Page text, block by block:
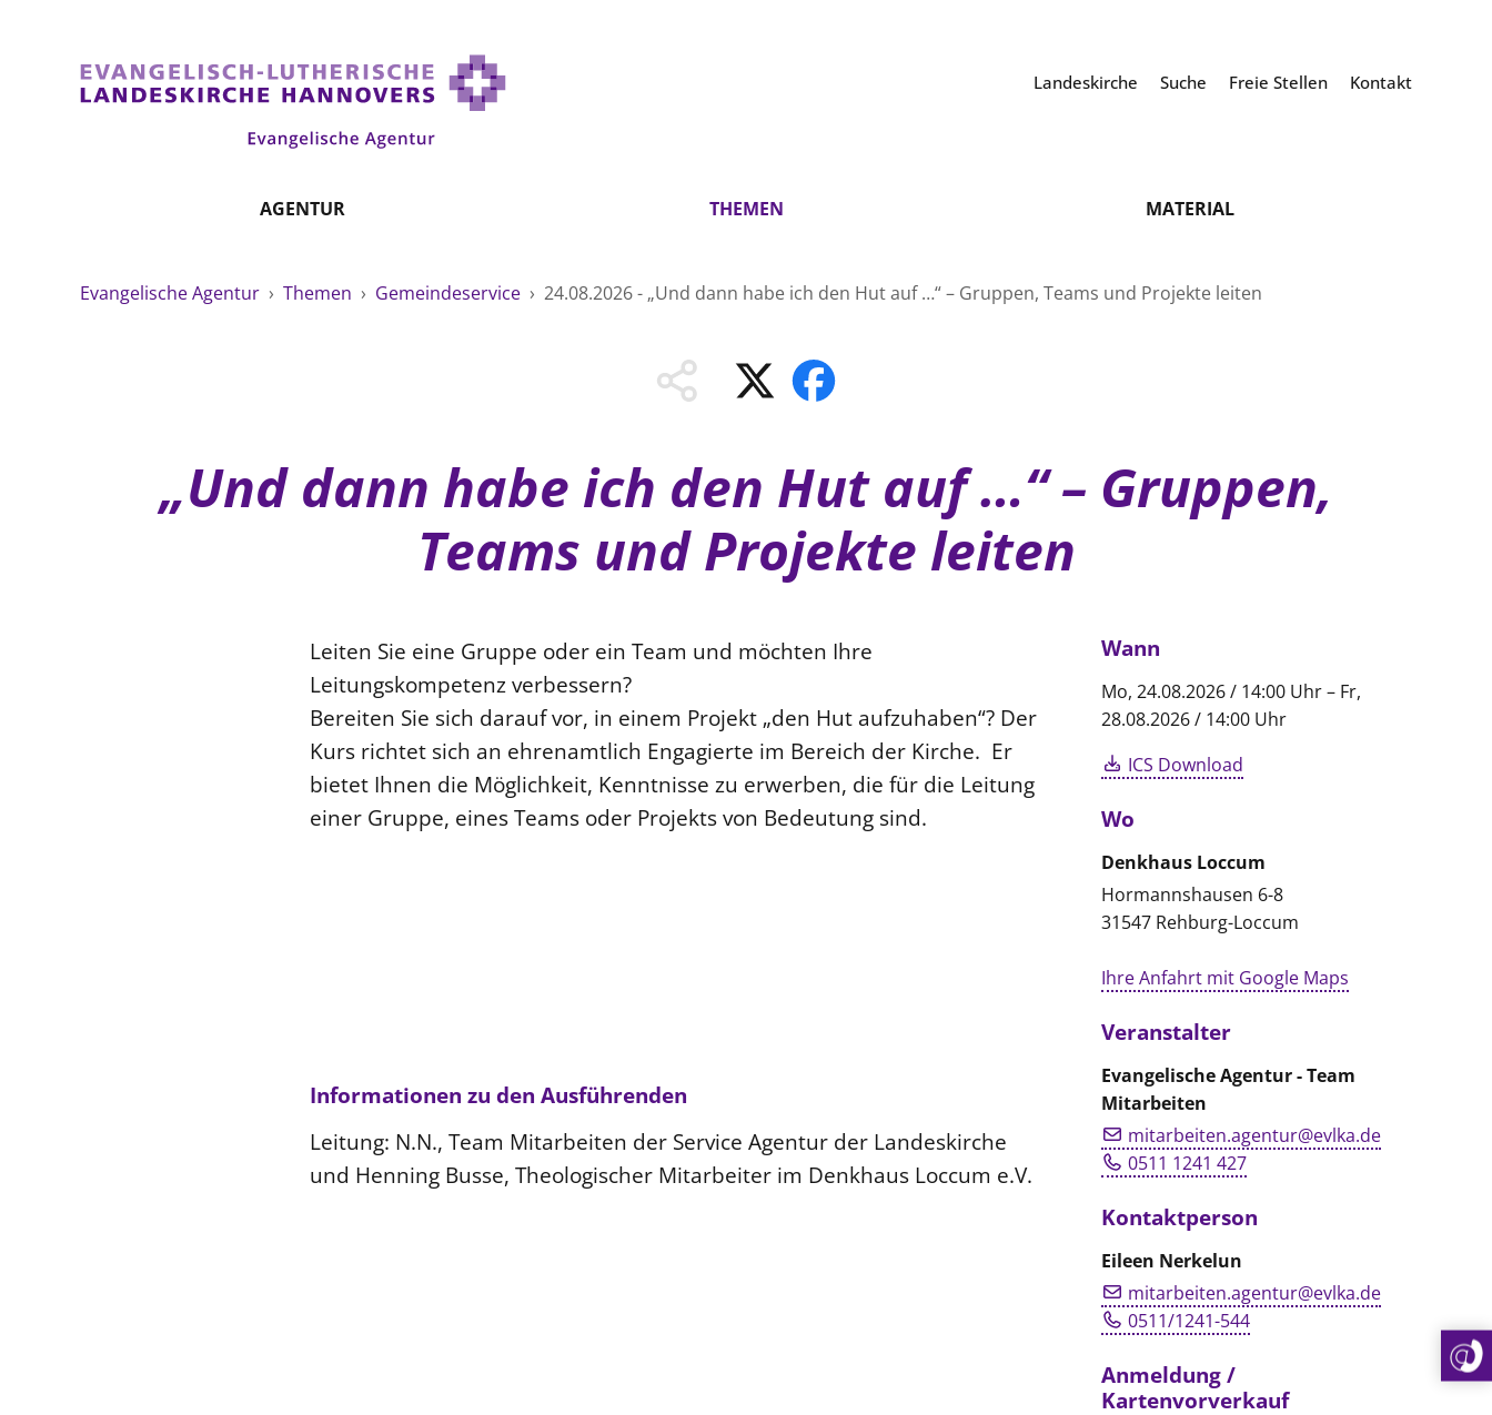
Landeskirche Suche Freie Stellen Kontakt
AGENTUR THEMEN MATERIAL
Evangelische Agentur › Themen › Gemeindeservice › 24.08.2026 - „Und dann habe ich den Hut auf …“ – Gruppen, Teams und Projekte leiten
„Und dann habe ich den Hut auf …“ – Gruppen,
Teams und Projekte leiten
Wann
Mo, 24.08.2026 / 14:00 Uhr – Fr,
28.08.2026 / 14:00 Uhr
ICS Download
Wo
Denkhaus Loccum
Hormannshausen 6-8
31547 Rehburg-Loccum
Ihre Anfahrt mit Google Maps
Veranstalter
Evangelische Agentur - Team
Mitarbeiten
mitarbeiten.agentur@evlka.de
0511 1241 427
Kontaktperson
Eileen Nerkelun
mitarbeiten.agentur@evlka.de
0511/1241-544
Anmeldung /
Kartenvorverkauf
Leiten Sie eine Gruppe oder ein Team und möchten Ihre
Leitungskompetenz verbessern?
Bereiten Sie sich darauf vor, in einem Projekt „den Hut aufzuhaben“? Der
Kurs richtet sich an ehrenamtlich Engagierte im Bereich der Kirche. Er
bietet Ihnen die Möglichkeit, Kenntnisse zu erwerben, die für die Leitung
einer Gruppe, eines Teams oder Projekts von Bedeutung sind.
Informationen zu den Ausführenden
Leitung: N.N., Team Mitarbeiten der Service Agentur der Landeskirche
und Henning Busse, Theologischer Mitarbeiter im Denkhaus Loccum e.V.